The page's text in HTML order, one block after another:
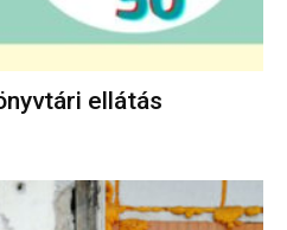
ellátás